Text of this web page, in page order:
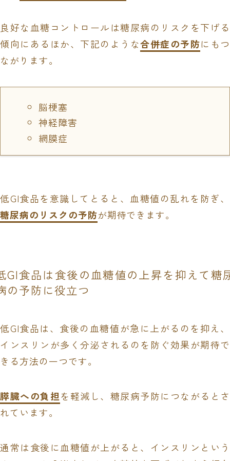
良好な血糖コントロールは糖尿病のリスクを下げる
傾向にあるほか、下記のような合併症の予防にもつ
ながります。
脳梗塞
神経障害
網膜症
低GI食品を意識してとると、血糖値の乱れを防ぎ、
糖尿病のリスクの予防が期待できます。
GI食品は食後の血糖値の上昇を抑えて糖
の予防に役立つ
低GI食品は、食後の血糖値が急に上がるのを抑え、
インスリンが多く分泌されるのを防ぐ効果が期待で
きる方法の一つです。
膵臓への負担を軽減し、糖尿病予防につながるとさ
れています。
通常は食後に血糖値が上がると、インスリンという